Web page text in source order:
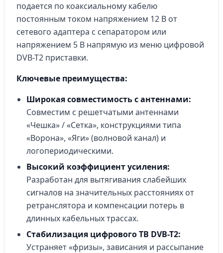
подается по коаксиальному кабелю
постоянным током напряжением 12 В от
сетевого адаптера с сепаратором или
напряжением 5 В напрямую из меню цифровой
DVB-T2 приставки.
Ключевые преимущества:
Широкая совместимость с антеннами:
Совместим с решетчатыми антеннами
«Чешка» / «Сетка», конструкциями типа
«Ворона», «Яги» (волновой канал) и
логопериодическими.
Высокий коэффициент усиления:
Разработан для вытягивания слабейших
сигналов на значительных расстояниях от
ретранслятора и компенсации потерь в
длинных кабельных трассах.
Стабилизация цифрового ТВ DVB-T2:
Устраняет «фризы», зависания и рассыпание